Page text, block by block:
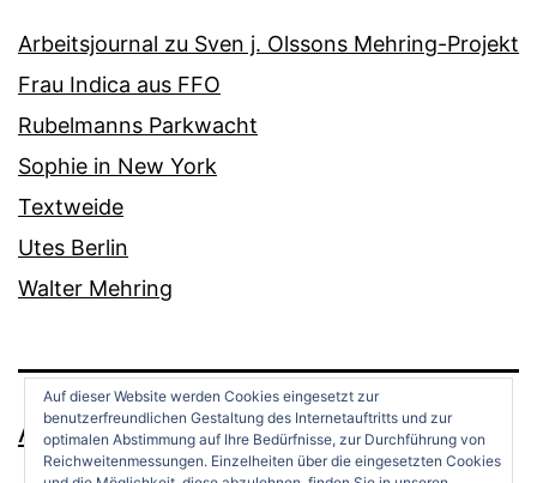
Arbeitsjournal zu Sven j. Olssons Mehring-Projekt
Frau Indica aus FFO
Rubelmanns Parkwacht
Sophie in New York
Textweide
Utes Berlin
Walter Mehring
ANDREAS OPPERMANN
Auf dieser Website werden Cookies eingesetzt zur
benutzerfreundlichen Gestaltung des Internetauftritts und zur
optimalen Abstimmung auf Ihre Bedürfnisse, zur Durchführung von
Reichweitenmessungen. Einzelheiten über die eingesetzten Cookies